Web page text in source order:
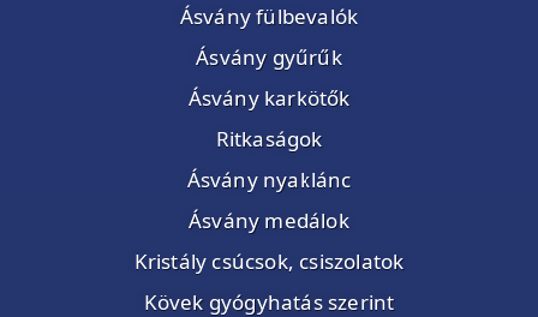
Ásvány fülbevalók
Ásvány gyűrűk
Ásvány karkötők
Ritkaságok
Ásvány nyaklánc
Ásvány medálok
Kristály csúcsok, csiszolatok
Kövek gyógyhatás szerint